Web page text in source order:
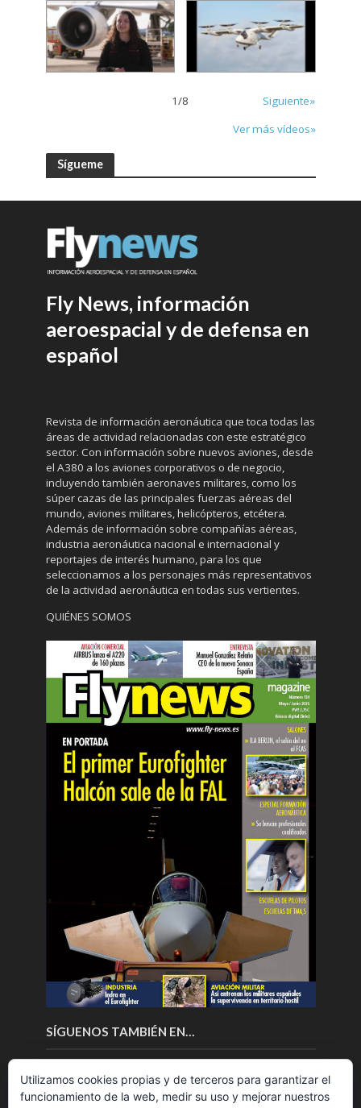
1/8
Siguiente»
Ver más vídeos»
Sígueme
Fly News, información
aeroespacial y de defensa en
español
Revista de información aeronáutica que toca todas las
áreas de actividad relacionadas con este estratégico
sector. Con información sobre nuevos aviones, desde
el A380 a los aviones corporativos o de negocio,
incluyendo también aeronaves militares, como los
súper cazas de las principales fuerzas aéreas del
mundo, aviones militares, helicópteros, etcétera.
Además de información sobre compañías aéreas,
industria aeronáutica nacional e internacional y
reportajes de interés humano, para los que
seleccionamos a los personajes más representativos
de la actividad aeronáutica en todas sus vertientes.
QUIÉNES SOMOS
SÍGUENOS TAMBIÉN EN…
Utilizamos cookies propias y de terceros para garantizar el
funcionamiento de la web, medir su uso y mejorar nuestros